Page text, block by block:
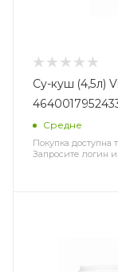
Су-куш (4,5л)
Средне
Покупка доступна
Запросите логин